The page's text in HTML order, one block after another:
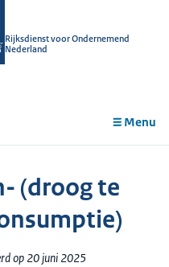
Rijksdienst voor Ondernemend
Nederland
Menu
(droog te
op 20 juni 2025